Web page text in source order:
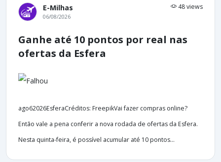
E-Milhas 48 views
06/08/2026
Ganhe até 10 pontos por real nas
ofertas da Esfera
ago62026EsferaCréditos: FreepikVai fazer compras online?
Então vale a pena conferir a nova rodada de ofertas da Esfera.
Nesta quinta-feira, é possível acumular até 10 pontos...